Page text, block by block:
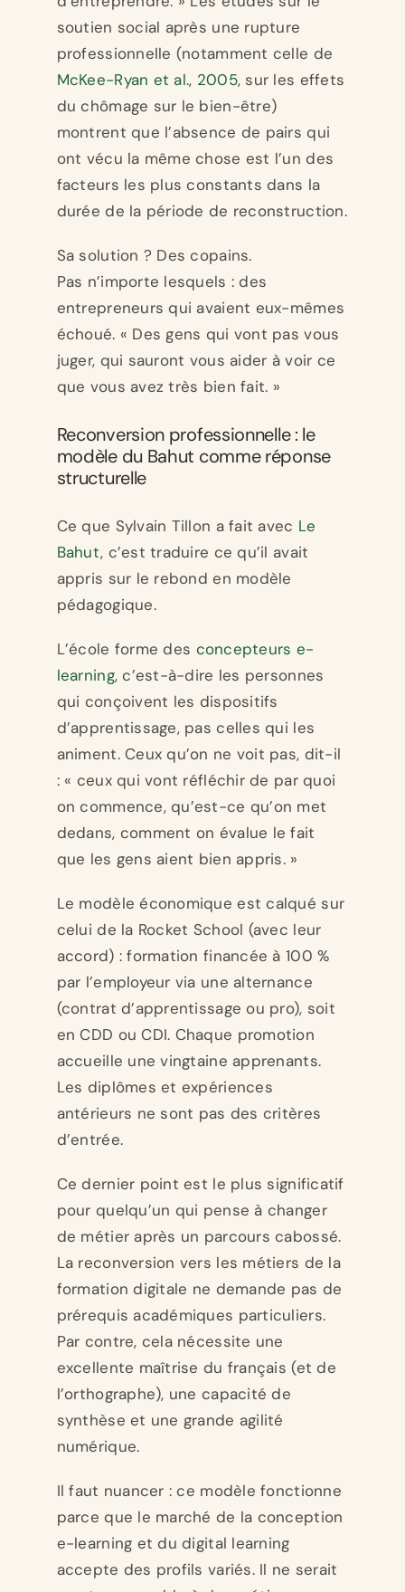
soutien social après une rupture
professionnelle (notamment celle de
McKee-Ryan et al., 2005, sur les effets
du chômage sur le bien-être)
montrent que l’absence de pairs qui
ont vécu la même chose est l’un des
facteurs les plus constants dans la
durée de la période de reconstruction.
Sa solution ? Des copains.
Pas n’importe lesquels : des
entrepreneurs qui avaient eux-mêmes
échoué. « Des gens qui vont pas vous
juger, qui sauront vous aider à voir ce
que vous avez très bien fait. »
Reconversion professionnelle : le
modèle du Bahut comme réponse
structurelle
Ce que Sylvain Tillon a fait avec Le
Bahut, c’est traduire ce qu’il avait
appris sur le rebond en modèle
pédagogique.
L’école forme des concepteurs e-
learning, c’est-à-dire les personnes
qui conçoivent les dispositifs
d’apprentissage, pas celles qui les
animent. Ceux qu’on ne voit pas, dit-il
: « ceux qui vont réfléchir de par quoi
on commence, qu’est-ce qu’on met
dedans, comment on évalue le fait
que les gens aient bien appris. »
Le modèle économique est calqué sur
celui de la Rocket School (avec leur
accord) : formation financée à 100 %
par l’employeur via une alternance
(contrat d’apprentissage ou pro), soit
en CDD ou CDI. Chaque promotion
accueille une vingtaine apprenants.
Les diplômes et expériences
antérieurs ne sont pas des critères
d’entrée.
Ce dernier point est le plus significatif
pour quelqu’un qui pense à changer
de métier après un parcours cabossé.
La reconversion vers les métiers de la
formation digitale ne demande pas de
prérequis académiques particuliers.
Par contre, cela nécessite une
excellente maîtrise du français (et de
l’orthographe), une capacité de
synthèse et une grande agilité
numérique.
Il faut nuancer : ce modèle fonctionne
parce que le marché de la conception
e-learning et du digital learning
accepte des profils variés. Il ne serait